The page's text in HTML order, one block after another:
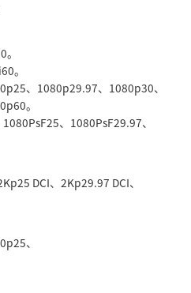
。
、1080p29.97、1080p30、
。
、1080PsF29.97、
DCI、2Kp29.97 DCI、
、